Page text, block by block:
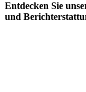
Entdecken Sie
und